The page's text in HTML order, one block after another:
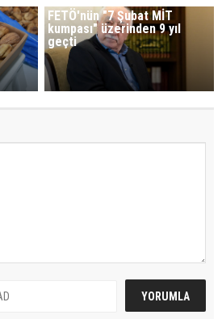
FETÖ'nün "7 Şubat MİT
kumpası" üzerinden 9 yıl
geçti